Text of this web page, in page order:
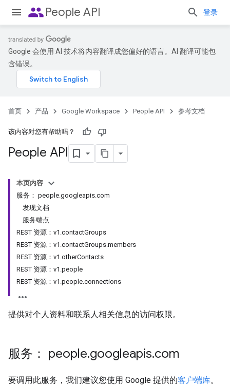
peoplePeople API 登录
Google 会使用 AI 技术将内容翻译成您偏好的语言。AI 翻译可能包
含错误。
首页 产品 Google Workspace People API 参考文档
该内容对您有帮助吗？
People API
本页内容
服务： people.googleapis.com
发现文档
服务端点
REST 资源：v1.contactGroups
REST 资源：v1.contactGroups.members
REST 资源：v1.otherContacts
REST 资源：v1.people
REST 资源：v1.people.connections
提供对个人资料和联系人相关信息的访问权限。
服务： people.googleapis.com
要调用此服务，我们建议您使用 Google 提供的客户端库。